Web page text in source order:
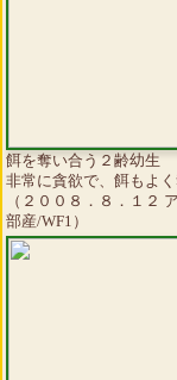
餌を奪い合う２齢幼生
非常に貪欲で、餌もよく
（２００８．８．１２
部産/WF1）